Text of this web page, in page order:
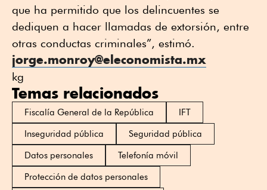
que ha permitido que los delincuentes se
dediquen a hacer llamadas de extorsión, entre
otras conductas criminales”, estimó.
jorge.monroy@eleconomista.mx
kg
Temas relacionados
Fiscalía General de la República
IFT
Inseguridad pública
Seguridad pública
Datos personales
Telefonía móvil
Protección de datos personales